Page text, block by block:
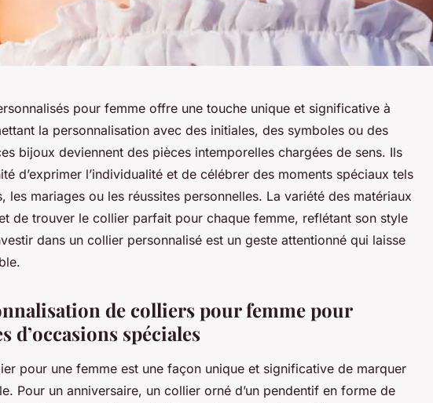
pour femme offre une touche unique et significative à
la personnalisation avec des initiales, des symboles ou des
bijoux deviennent des pièces intemporelles chargées de sens. Ils
d’exprimer l’individualité et de célébrer des moments spéciaux tels
les mariages ou les réussites personnelles. La variété des matériaux
de trouver le collier parfait pour chaque femme, reflétant son style
dans un collier personnalisé est un geste attentionné qui laisse
de colliers pour femme pour
d’occasions spéciales
pour une femme est une façon unique et significative de marquer
Pour un anniversaire, un collier orné d’un pendentif en forme de